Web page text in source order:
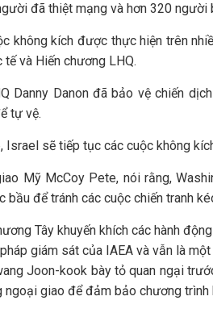
đã thiệt mạng và hơn 320
không kích được thực hiện trên
và Hiến chương LHQ.
Danny Danon đã bảo vệ chiến
tự vệ.
Israel sẽ tiếp tục các cuộc không
Mỹ McCoy Pete, nói rằng,
bầu để tránh các cuộc chiến tranh
Tây khuyến khích các hành
giám sát của IAEA và vẫn là
Joon-kook bày tỏ quan ngại
giao để đảm bảo chương trình